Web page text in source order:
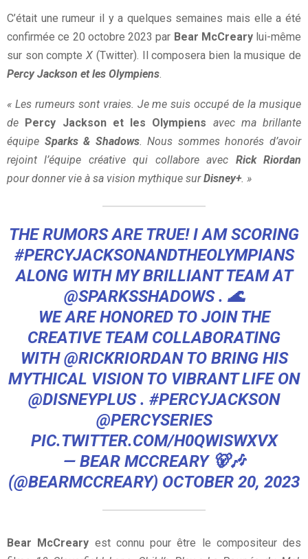
C’était une rumeur il y a quelques semaines mais elle a été
confirmée ce 20 octobre 2023 par Bear McCrearylui-même
sur son compteX (Twitter). Il composera bien la musique de
Percy Jackson et les Olympiens.
« Les rumeurs sont vraies. Je me suis occupé de la musique
de
Percy Jackson et les Olympiens avec ma brillante
équipe Sparks & Shadows. Nous sommes honorés d’avoir
rejoint l’équipe créative qui collabore avec Rick Riordan
pour donner vie à sa vision mythique surDisney+. »
THE RUMORS ARE TRUE! I AM SCORING
#PERCYJACKSONANDTHEOLYMPIANS
ALONG WITH MY BRILLIANT TEAM AT
@SPARKSSHADOWS. 🌊
WE ARE HONORED TO JOIN THE
CREATIVE TEAM COLLABORATING
WITH@RICKRIORDANTO BRING HIS
MYTHICAL VISION TO VIBRANT LIFE ON
@DISNEYPLUS. #PERCYJACKSON
@PERCYSERIES
PIC.TWITTER.COM/H0QWISWXVX
— BEAR MCCREARY 🐻🎶
(@BEARMCCREARY) OCTOBER 20, 2023
Bear McCreary est connu pour être le compositeur des